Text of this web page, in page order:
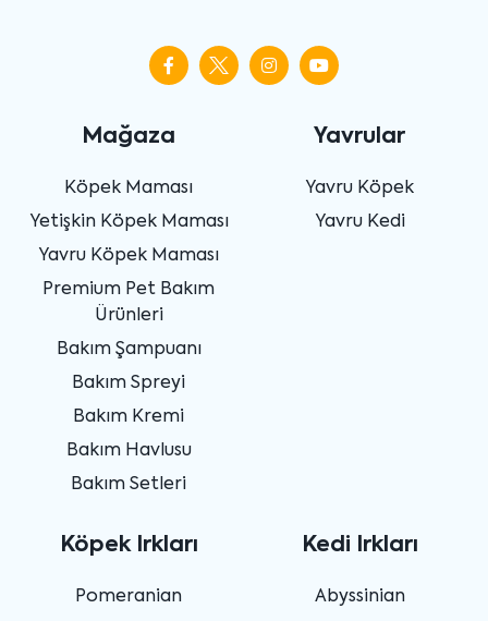
Mağaza
Köpek Maması
Yetişkin Köpek Maması
Yavru Köpek Maması
Premium Pet Bakım
Ürünleri
Bakım Şampuanı
Bakım Spreyi
Bakım Kremi
Bakım Havlusu
Bakım Setleri
Yavrular
Yavru Köpek
Yavru Kedi
Köpek Irkları
Pomeranian
Kedi Irkları
Abyssinian